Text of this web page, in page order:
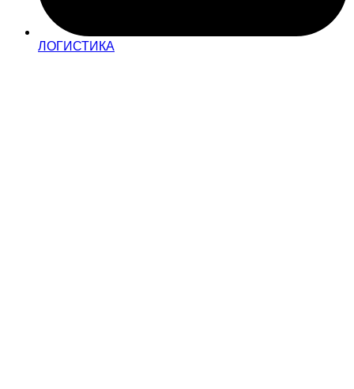
ЛОГИСТИКА